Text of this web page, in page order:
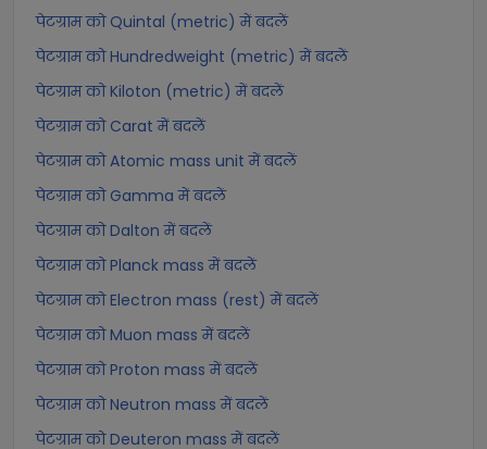
पेटग्राम को Quintal (metric) में बदलें
पेटग्राम को Hundredweight (metric) में बदलें
पेटग्राम को Kiloton (metric) में बदलें
पेटग्राम को Carat में बदलें
पेटग्राम को Atomic mass unit में बदलें
पेटग्राम को Gamma में बदलें
पेटग्राम को Dalton में बदलें
पेटग्राम को Planck mass में बदलें
पेटग्राम को Electron mass (rest) में बदलें
पेटग्राम को Muon mass में बदलें
पेटग्राम को Proton mass में बदलें
पेटग्राम को Neutron mass में बदलें
पेटग्राम को Deuteron mass में बदलें